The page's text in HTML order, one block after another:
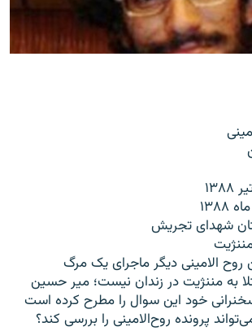
شهدای تجریش
الامینی دیگر ماجرای یک مرگ
به مننژیت در زندان نیست؛ میر حسین
خود این سوال را مطرح کرده است
پرونده روح‌الامینی را بررسی کند؟